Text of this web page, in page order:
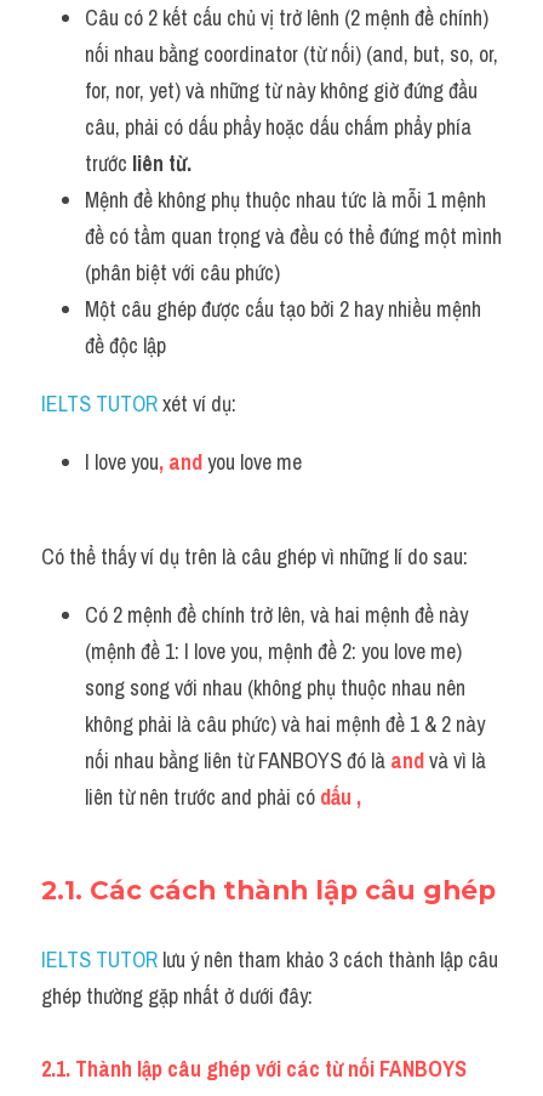
Câu có 2 kết cấu chủ vị trở lênh (2 mệnh đề chính)
nối nhau bằng coordinator (từ nối) (and, but, so, or,
for, nor, yet) và những từ này không giờ đứng đầu
câu, phải có dấu phẩy hoặc dấu chấm phẩy phía
trước liên từ.
Mệnh đề không phụ thuộc nhau tức là mỗi 1 mệnh
đề có tầm quan trọng và đều có thể đứng một mình
(phân biệt với câu phức)
Một câu ghép được cấu tạo bởi 2 hay nhiều mệnh
đề độc lập
IELTS TUTOR xét ví dụ:
I love you, and you love me
Có thể thấy ví dụ trên là câu ghép vì những lí do sau:
Có 2 mệnh đề chính trở lên, và hai mệnh đề này
(mệnh đề 1: I love you, mệnh đề 2: you love me)
song song với nhau (không phụ thuộc nhau nên
không phải là câu phức) và hai mệnh đề 1 & 2 này
nối nhau bằng liên từ FANBOYS đó là and và vì là
liên từ nên trước and phải có dấu ,
2.1. Các cách thành lập câu ghép
IELTS TUTOR lưu ý nên tham khảo 3 cách thành lập câu
ghép thường gặp nhất ở dưới đây:
2.1. Thành lập câu ghép với các từ nối FANBOYS